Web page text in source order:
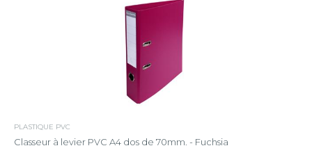
PLASTIQUE PVC
Classeur à levier PVC A4 dos de 70mm. - Fuchsia